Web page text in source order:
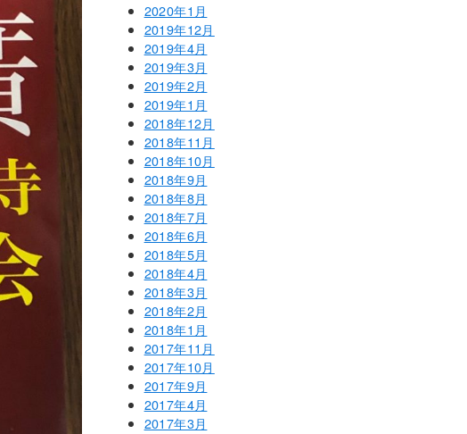
2020年1月
2019年12月
2019年4月
2019年3月
2019年2月
2019年1月
2018年12月
2018年11月
2018年10月
2018年9月
2018年8月
2018年7月
2018年6月
2018年5月
2018年4月
2018年3月
2018年2月
2018年1月
2017年11月
2017年10月
2017年9月
2017年4月
2017年3月